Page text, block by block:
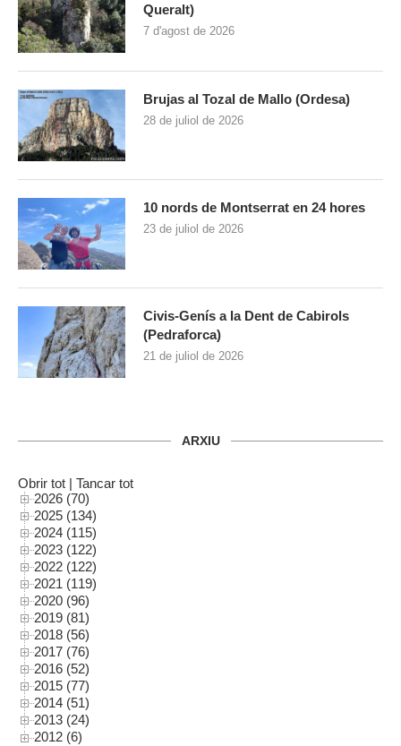
Queralt)
7 d'agost de 2026
Brujas al Tozal de Mallo (Ordesa)
28 de juliol de 2026
10 nords de Montserrat en 24 hores
23 de juliol de 2026
Civis-Genís a la Dent de Cabirols
(Pedraforca)
21 de juliol de 2026
ARXIU
Obrir tot | Tancar tot
2026 (70)
2025 (134)
2024 (115)
2023 (122)
2022 (122)
2021 (119)
2020 (96)
2019 (81)
2018 (56)
2017 (76)
2016 (52)
2015 (77)
2014 (51)
2013 (24)
2012 (6)